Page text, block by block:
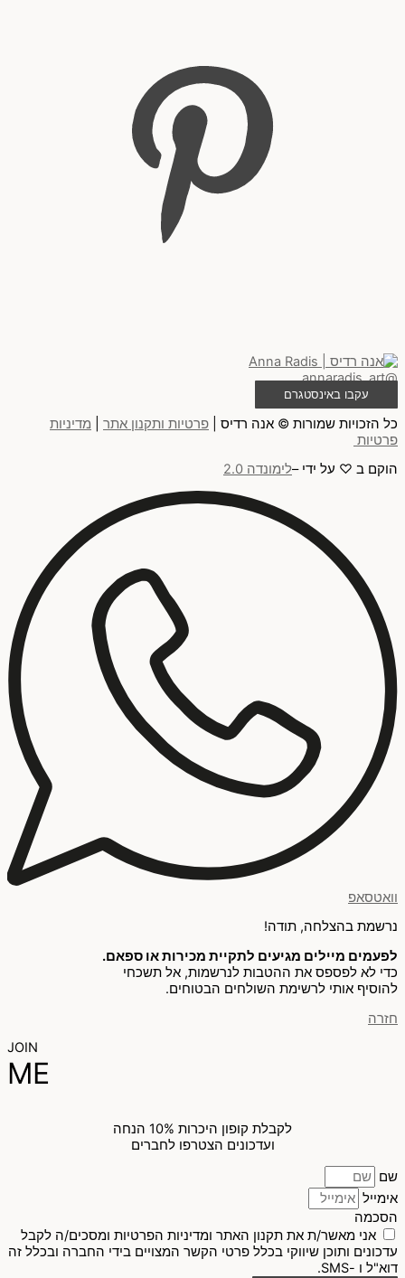
@annaradis_art
עקבו באינסטגרם
כל הזכויות שמורות © אנה רדיס | פרטיות ותקנון אתר
מדיניות
פרטיות
הוקם ב ♡ על ידי –לימונדה 2.0
וואטסאפ
נרשמת בהצלחה, תודה!
לפעמים מיילים מגיעים לתקיית מכירות או ספאם.
כדי לא לפספס את ההטבות לנרשמות, אל תשכחי
להוסיף אותי לרשימת השולחים הבטוחים.
חזרה
JOIN
ME
לקבלת קופון היכרות 10% הנחה
ועדכונים הצטרפו לחברים
שם
אימייל
הסכמה
אני מאשר/ת את תקנון האתר ומדיניות הפרטיות ומסכים/ה לקבל
עדכונים ותוכן שיווקי בכלל פרטי הקשר המצויים בידי החברה ובכלל זה
דוא"ל ו -SMS.